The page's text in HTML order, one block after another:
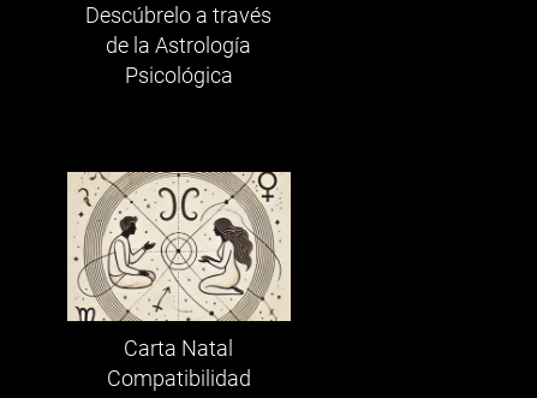
Descúbrelo a través
de la Astrología
Psicológica
Carta Natal
Compatibilidad